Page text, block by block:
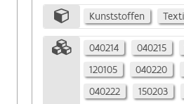
Kunststoffen
040214 040215
120105
040220
040222
150203